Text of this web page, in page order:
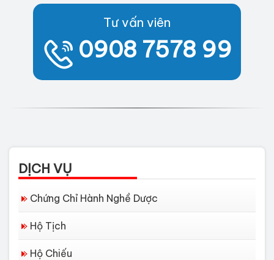
Tư vấn viên
0908 7578 99
DỊCH VỤ
Chứng Chỉ Hành Nghề Dược
Hộ Tịch
Hộ Chiếu